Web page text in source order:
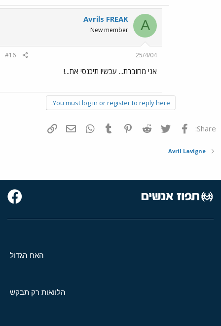
A
Avrils FREAK
New member
25/4/04
#16
אני מחוברת... עכשיו תיכנסי את...!
You must log in or register to reply here.
Share: פייסבוק Twitter
Reddit
Pinterest
Tumblr
WhatsAppדואר אלקטרוני
Avril Lavigne
האח הגדול
הלוואות רק תבקש